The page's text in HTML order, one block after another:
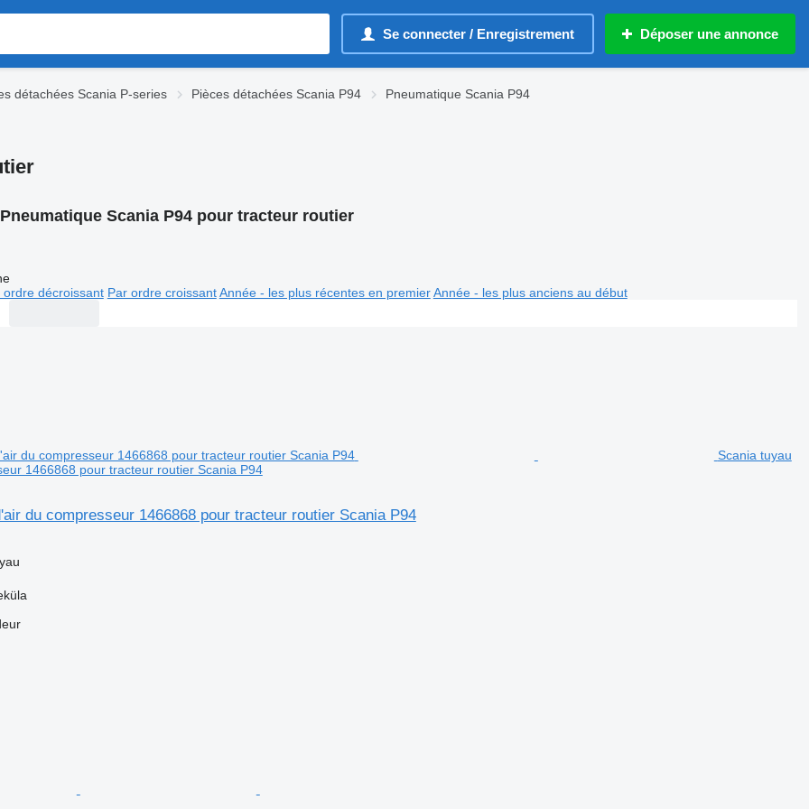
Se connecter / Enregistrement Déposer une annonce
détachées Scania P-series Pièces détachées Scania P94 Pneumatique Scania P94
Pneumatique Scania P94 pour tracteur routier
ordre décroissant Par ordre croissant Année - les plus récentes en premier Année - les plus anciens au début
Scania tuyau
1466868 pour tracteur routier Scania P94
du compresseur 1466868 pour tracteur routier Scania P94